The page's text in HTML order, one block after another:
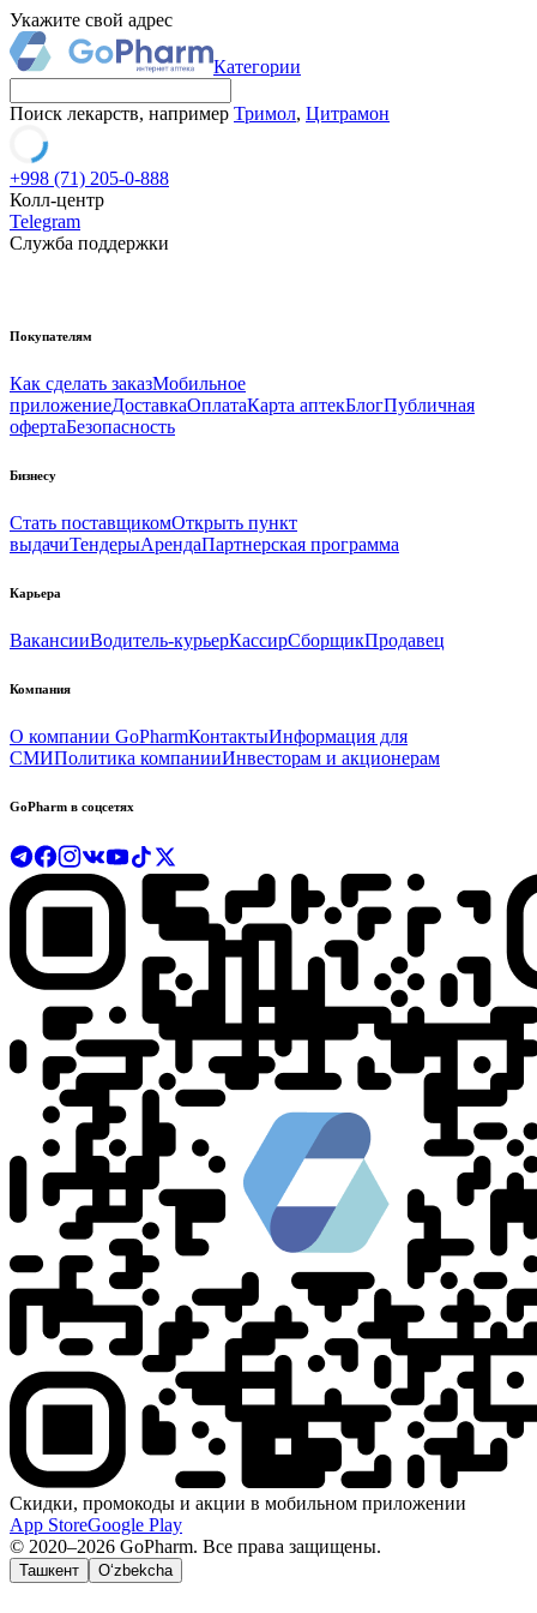
Укажите свой адрес
Категории
Поиск лекарств, например Тримол, Цитрамон
+998 (71) 205-0-888
Колл-центр
Telegram
Служба поддержки
Покупателям
Как сделать заказМобильное
приложениеДоставкаОплатаКарта аптекБлогПубличная
офертаБезопасность
Бизнесу
Стать поставщикомОткрыть пункт
выдачиТендерыАрендаПартнерская программа
Карьера
ВакансииВодитель-курьерКассирСборщикПродавец
Компания
О компании GoPharmКонтактыИнформация для
СМИПолитика компанииИнвесторам и акционерам
GoPharm в соцсетях
Скидки, промокоды и акции в мобильном приложении
App StoreGoogle Play
© 2020–2026 GoPharm. Все права защищены.
Ташкент O‘zbekcha